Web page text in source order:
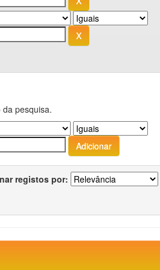
pesquisa.
registos por: